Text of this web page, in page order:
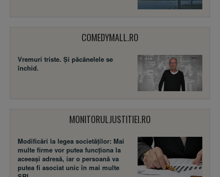
COMEDYMALL.RO
Vremuri triste. Şi păcănelele se
închid.
MONITORULJUSTITIEI.RO
Modificări la legea societăţilor: Mai
multe firme vor putea funcţiona la
aceeaşi adresă, iar o persoană va
putea fi asociat unic în mai multe